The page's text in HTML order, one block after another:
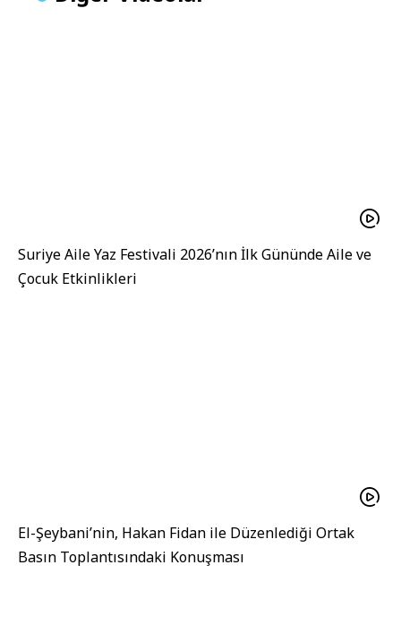
Suriye Aile Yaz Festivali 2026’nın İlk Gününde Aile ve
Çocuk Etkinlikleri
El-Şeybani’nin, Hakan Fidan ile Düzenlediği Ortak
Basın Toplantısındaki Konuşması